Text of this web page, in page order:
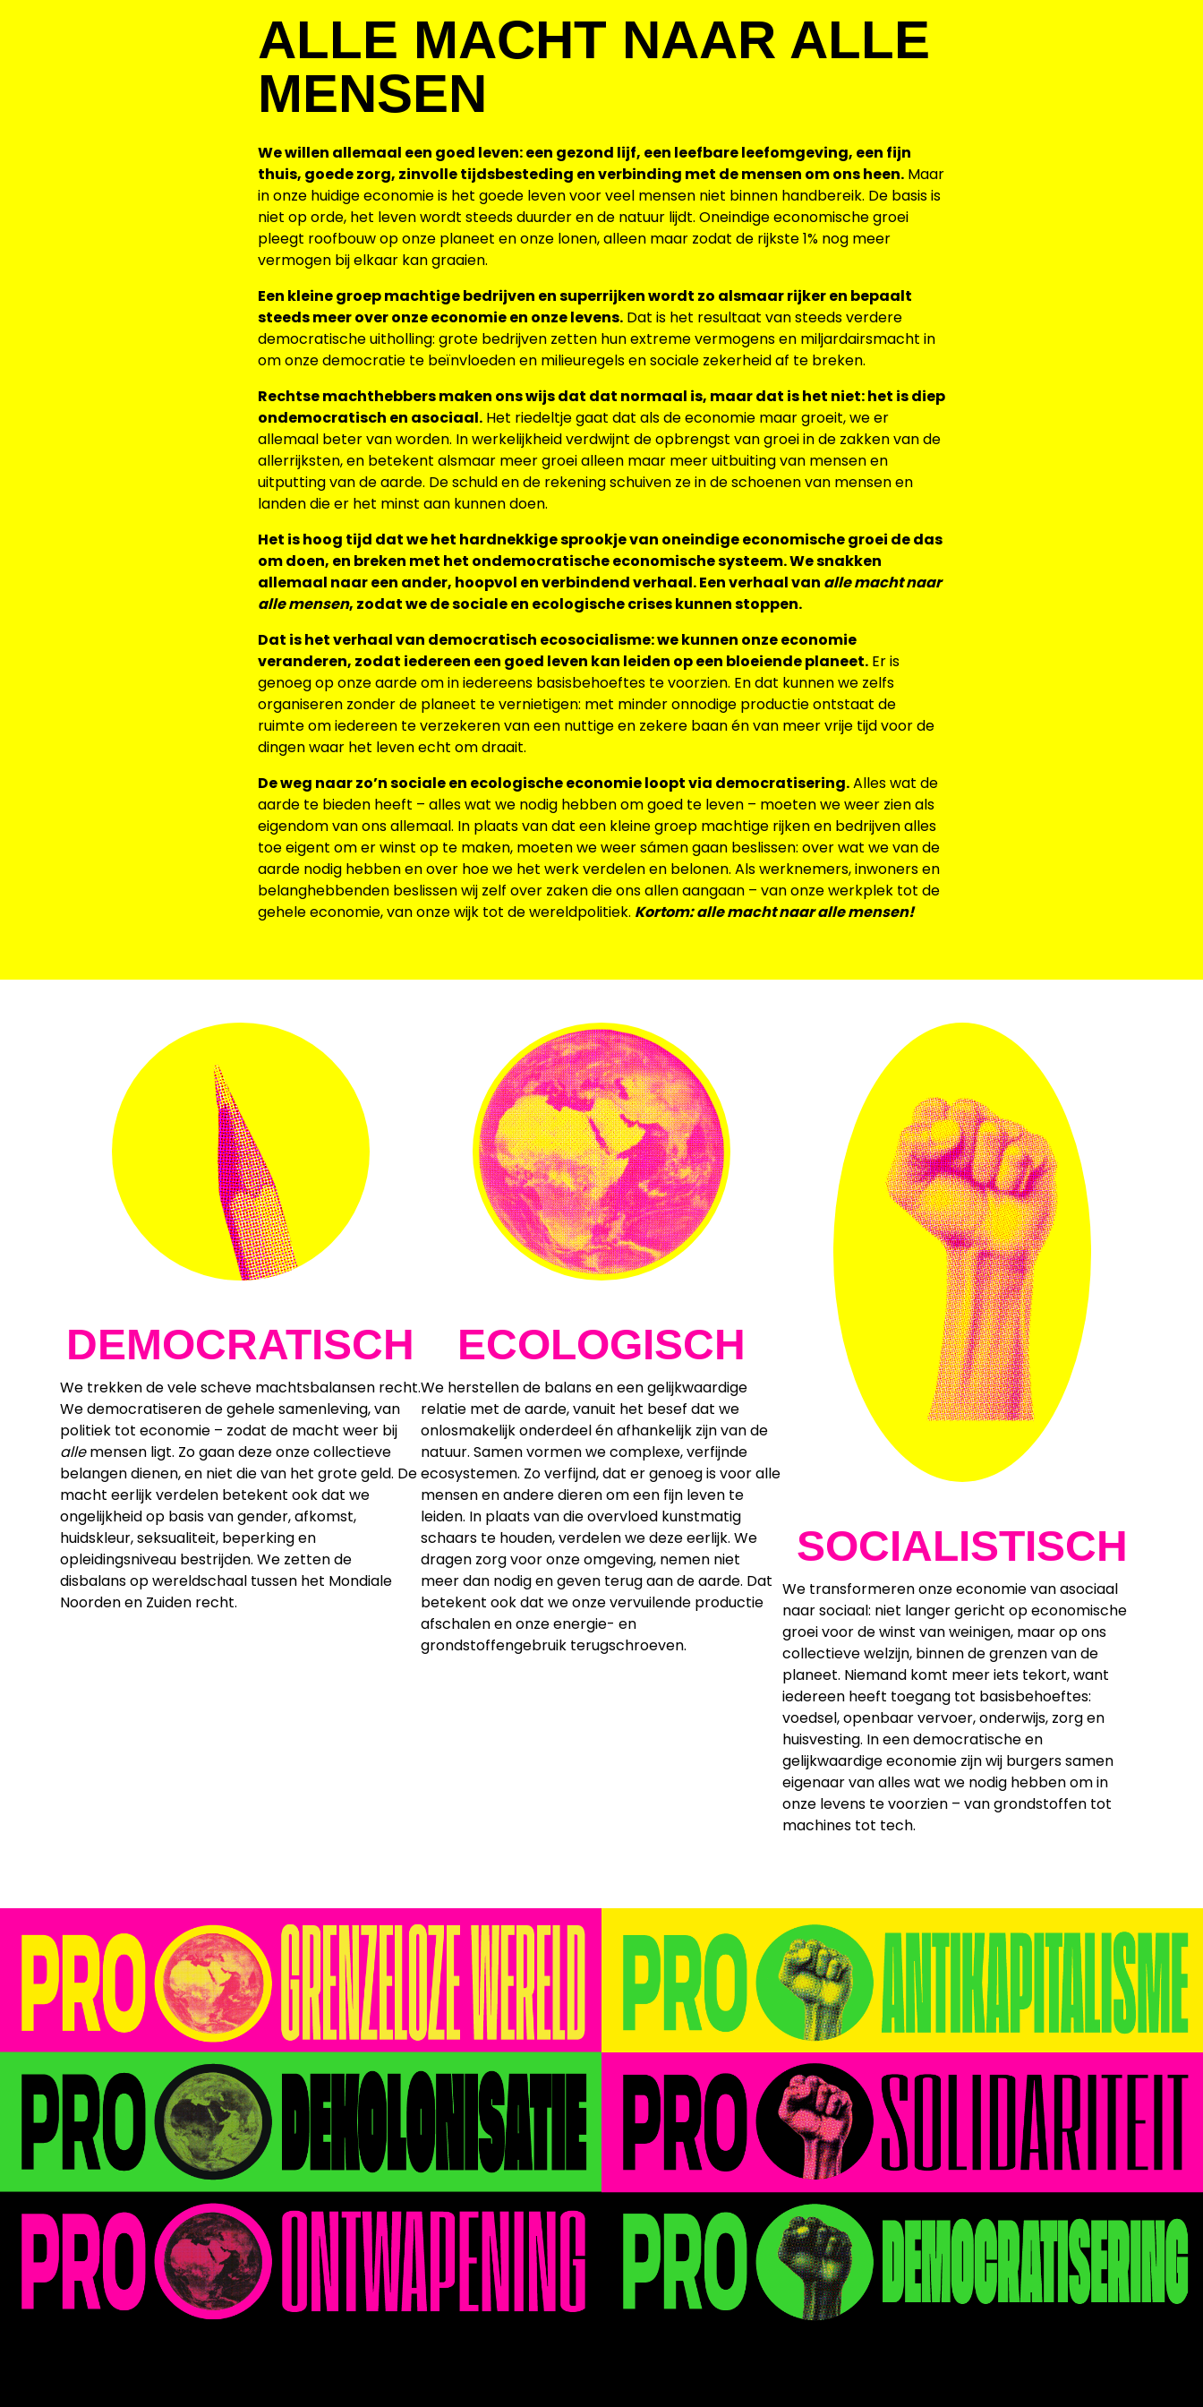
ALLE MACHT NAAR ALLE
MENSEN
We willen allemaal een goed leven: een gezond lijf, een leefbare leefomgeving, een fijn
thuis, goede zorg, zinvolle tijdsbesteding en verbinding met de mensen om ons heen. Maar
in onze huidige economie is het goede leven voor veel mensen niet binnen handbereik. De basis is
niet op orde, het leven wordt steeds duurder en de natuur lijdt. Oneindige economische groei
pleegt roofbouw op onze planeet en onze lonen, alleen maar zodat de rijkste 1% nog meer
vermogen bij elkaar kan graaien.
Een kleine groep machtige bedrijven en superrijken wordt zo alsmaar rijker en bepaalt
steeds meer over onze economie en onze levens. Dat is het resultaat van steeds verdere
democratische uitholling: grote bedrijven zetten hun extreme vermogens en miljardairsmacht in
om onze democratie te beïnvloeden en milieuregels en sociale zekerheid af te breken.
Rechtse machthebbers maken ons wijs dat dat normaal is, maar dat is het niet: het is diep
ondemocratisch en asociaal. Het riedeltje gaat dat als de economie maar groeit, we er
allemaal beter van worden. In werkelijkheid verdwijnt de opbrengst van groei in de zakken van de
allerrijksten, en betekent alsmaar meer groei alleen maar meer uitbuiting van mensen en
uitputting van de aarde. De schuld en de rekening schuiven ze in de schoenen van mensen en
landen die er het minst aan kunnen doen.
Het is hoog tijd dat we het hardnekkige sprookje van oneindige economische groei de das
om doen, en breken met het ondemocratische economische systeem. We snakken
allemaal naar een ander, hoopvol en verbindend verhaal. Een verhaal van alle macht naar
alle mensen, zodat we de sociale en ecologische crises kunnen stoppen.
Dat is het verhaal van democratisch ecosocialisme: we kunnen onze economie
veranderen, zodat iedereen een goed leven kan leiden op een bloeiende planeet. Er is
genoeg op onze aarde om in iedereens basisbehoeftes te voorzien. En dat kunnen we zelfs
organiseren zonder de planeet te vernietigen: met minder onnodige productie ontstaat de
ruimte om iedereen te verzekeren van een nuttige en zekere baan én van meer vrije tijd voor de
dingen waar het leven echt om draait.
De weg naar zo’n sociale en ecologische economie loopt via democratisering.Alles wat de
aarde te bieden heeft – alles wat we nodig hebben om goed te leven – moeten we weer zien als
eigendom van ons allemaal. In plaats van dat een kleine groep machtige rijken en bedrijven alles
toe eigent om er winst op te maken, moeten we weer sámen gaan beslissen: over wat we van de
aarde nodig hebben en over hoe we het werk verdelen en belonen. Als werknemers, inwoners en
belanghebbenden beslissen wij zelf over zaken die ons allen aangaan – van onze werkplek tot de
gehele economie, van onze wijk tot de wereldpolitiek. Kortom: alle macht naar alle mensen!
DEMOCRATISCH
We trekken de vele scheve machtsbalansen recht.
We democratiseren de gehele samenleving, van
politiek tot economie – zodat de macht weer bij
allemensen ligt. Zo gaan deze onze collectieve
belangen dienen, en niet die van het grote geld. De
macht eerlijk verdelen betekent ook dat we
ongelijkheid op basis van gender, afkomst,
huidskleur, seksualiteit, beperking en
opleidingsniveau bestrijden. We zetten de
disbalans op wereldschaal tussen het Mondiale
Noorden en Zuiden recht.
ECOLOGISCH
We herstellen de balans en een gelijkwaardige
relatie met de aarde, vanuit het besef dat we
onlosmakelijk onderdeel én afhankelijk zijn van de
natuur. Samen vormen we complexe, verfijnde
ecosystemen. Zo verfijnd, dat er genoeg is voor alle
mensen en andere dieren om een fijn leven te
leiden. In plaats van die overvloed kunstmatig
schaars te houden, verdelen we deze eerlijk. We
dragen zorg voor onze omgeving, nemen niet
meer dan nodig en geven terug aan de aarde. Dat
betekent ook dat we onze vervuilende productie
afschalen en onze energie- en
grondstoffengebruik terugschroeven.
SOCIALISTISCH
We transformeren onze economie van asociaal
naar sociaal: niet langer gericht op economische
groei voor de winst van weinigen, maar op ons
collectieve welzijn, binnen de grenzen van de
planeet. Niemand komt meer iets tekort, want
iedereen heeft toegang tot basisbehoeftes:
voedsel, openbaar vervoer, onderwijs, zorg en
huisvesting. In een democratische en
gelijkwaardige economie zijn wij burgers samen
eigenaar van alles wat we nodig hebben om in
onze levens te voorzien – van grondstoffen tot
machines tot tech.